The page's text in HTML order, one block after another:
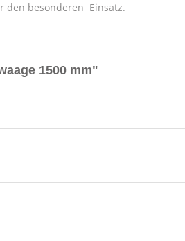
den besonderen Einsatz.
1500 mm"